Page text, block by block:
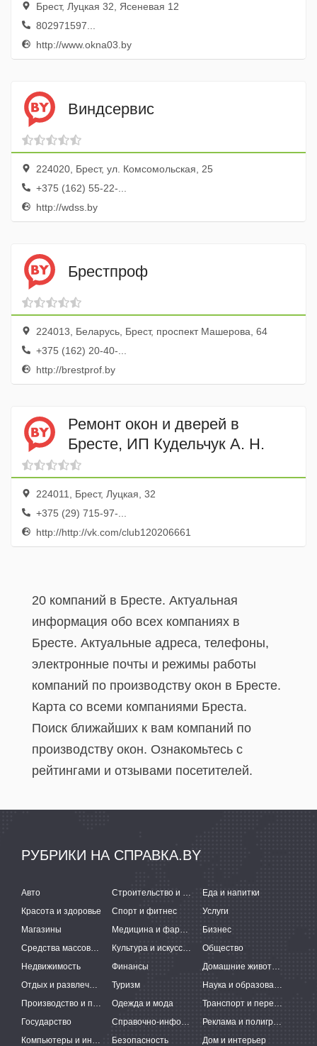
Брест, Луцкая 32, Ясеневая 12
802971597...
http://www.okna03.by
Виндсервис
224020, Брест, ул. Комсомольская, 25
+375 (162) 55-22-...
http://wdss.by
Брестпроф
224013, Беларусь, Брест, проспект Машерова, 64
+375 (162) 20-40-...
http://brestprof.by
Ремонт окон и дверей в
Бресте, ИП Кудельчук А. Н.
224011, Брест, Луцкая, 32
+375 (29) 715-97-...
http://http://vk.com/club120206661
20 компаний в Бресте. Актуальная
информация обо всех компаниях в
Бресте. Актуальные адреса, телефоны,
электронные почты и режимы работы
компаний по производству окон в Бресте.
Карта со всеми компаниями Бреста.
Поиск ближайших к вам компаний по
производству окон. Ознакомьтесь с
рейтингами и отзывами посетителей.
РУБРИКИ НА СПРАВКА.BY
Авто Строительство и ремонт
Еда и напитки
Красота и здоровье
Спорт и фитнес
Услуги
Магазины
Медицина и фармацевтика
Бизнес
Средства массовой информации
Культура и искусство
Общество
Недвижимость
Финансы
Домашние животные
Отдых и развлечения
Туризм
Наука и образование
Производство и поставки
Одежда и мода
Транспорт и перевозки
Государство
Справочно-информационные системы
Реклама и полиграфия
Компьютеры и интернет
Безопасность Дом и интерьер